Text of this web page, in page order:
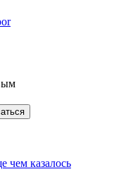
чем казалось